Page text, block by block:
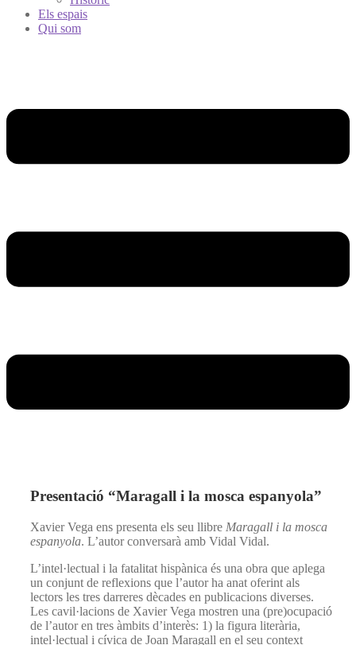
Els espais
Qui som
Presentació “Maragall i la mosca espanyola”
Xavier Vega ens presenta els seu llibre Maragall i la mosca
espanyola. L’autor conversarà amb Vidal Vidal.
L’intel·lectual i la fatalitat hispànica és una obra que aplega
un conjunt de reflexions que l’autor ha anat oferint als
lectors les tres darreres dècades en publicacions diverses.
Les cavil·lacions de Xavier Vega mostren una (pre)ocupació
de l’autor en tres àmbits d’interès: 1) la figura literària,
intel·lectual i cívica de Joan Maragall en el seu context